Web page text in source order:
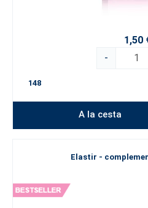
1,50
-
148
A la cesta
Elastir -